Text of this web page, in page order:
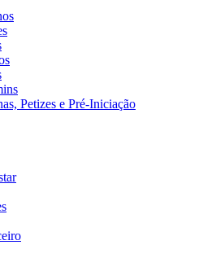
Petizes e Pré-Iniciação